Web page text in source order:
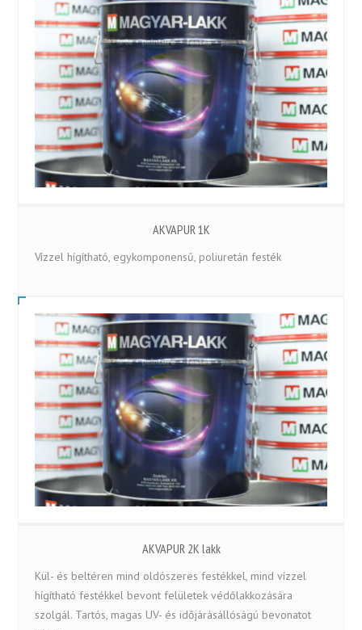
AKVAPUR 1K
Vízzel hígítható, egykomponensű, poliuretán festék
AKVAPUR 2K lakk
Kül- és beltéren mind oldószeres festékkel, mind vízzel
hígítható festékkel bevont felületek védőlakkozására
szolgál. Tartós, magas UV- és időjárásállóságú bevonatot